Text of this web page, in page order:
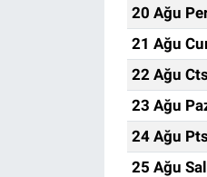
20 Ağu
21 Ağu
22 Ağu Cts
23 Ağu
24 Ağu Pts
25 Ağu Sal